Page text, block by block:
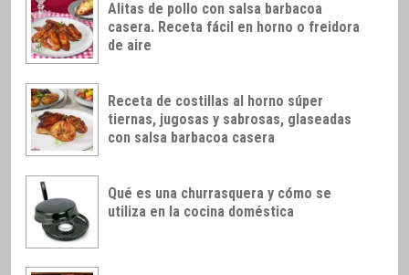
Alitas de pollo con salsa barbacoa
casera. Receta fácil en horno o freidora
de aire
Receta de costillas al horno súper
tiernas, jugosas y sabrosas, glaseadas
con salsa barbacoa casera
Qué es una churrasquera y cómo se
utiliza en la cocina doméstica